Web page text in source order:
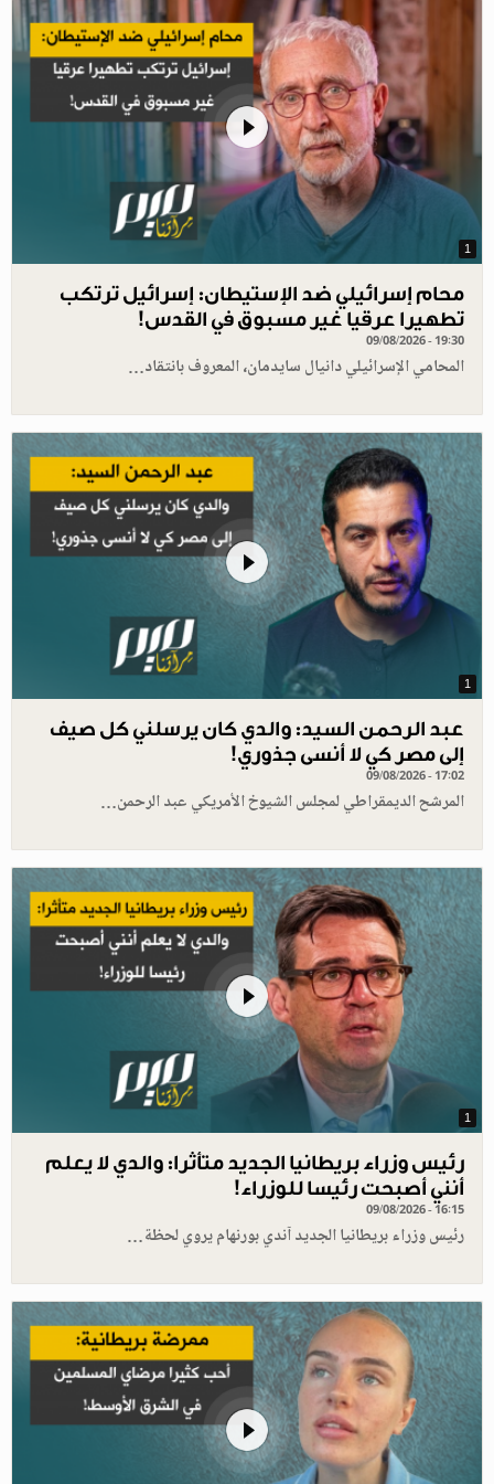
1
محام إسرائيلي ضد الإستيطان: إسرائيل ترتكب
تطهيرا عرقيا غير مسبوق في القدس!
09/08/2026 - 19:30
المحامي الإسرائيلي دانيال سايدمان، المعروف بانتقاد…
1
عبد الرحمن السيد: والدي كان يرسلني كل صيف
إلى مصر كي لا أنسى جذوري!
09/08/2026 - 17:02
المرشح الديمقراطي لمجلس الشيوخ الأمريكي عبد الرحمن…
1
رئيس وزراء بريطانيا الجديد متأثرا: والدي لا يعلم
أنني أصبحت رئيسا للوزراء!
09/08/2026 - 16:15
رئيس وزراء بريطانيا الجديد آندي بورنهام يروي لحظة…